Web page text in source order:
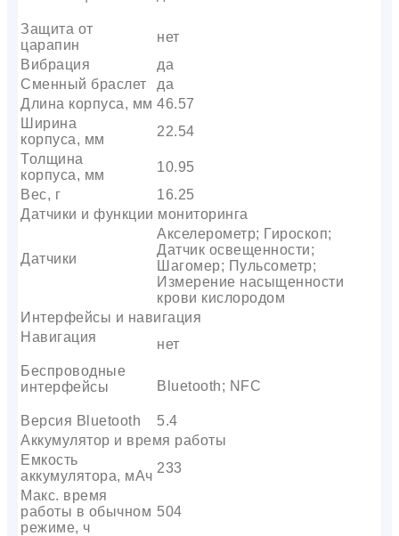
Защита от
царапин
нет
Вибрация
да
Сменный браслет
да
Длина корпуса, мм 46.57
Ширина
корпуса, мм
22.54
Толщина
корпуса, мм
10.95
Вес, г
16.25
Датчики и функции мониторинга
Датчики
Акселерометр; Гироскоп;
Датчик освещенности;
Шагомер; Пульсометр;
Измерение насыщенности
крови кислородом
Интерфейсы и навигация
Навигация
нет
Беспроводные
интерфейсы
Bluetooth; NFC
Версия Bluetooth
5.4
Аккумулятор и время работы
Емкость
аккумулятора, мАч
233
Макс. время
работы в обычном
режиме, ч
504